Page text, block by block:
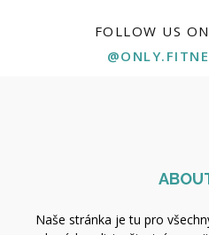
FOLLOW US
Naše stránka je tu pro